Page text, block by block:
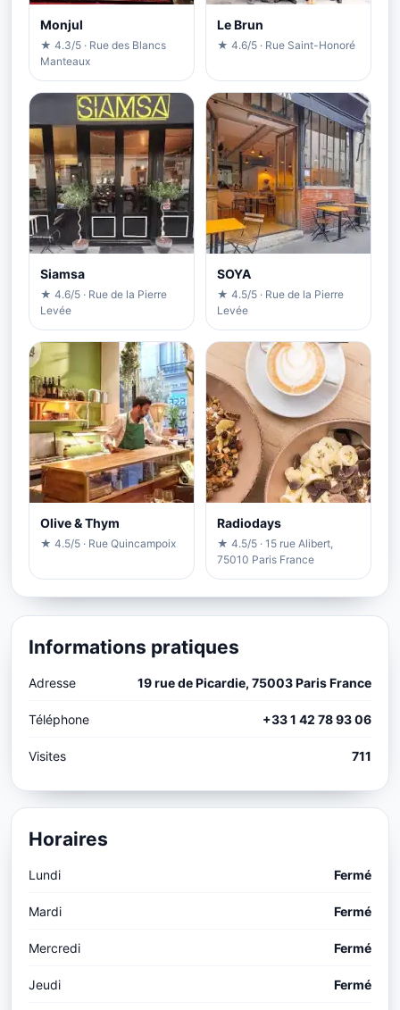
Monjul
★ 4.3/5 · Rue des Blancs
Manteaux
Le Brun
★ 4.6/5 · Rue Saint-Honoré
Siamsa
★ 4.6/5 · Rue de la Pierre
Levée
SOYA
★ 4.5/5 · Rue de la Pierre
Levée
Olive & Thym
★ 4.5/5 · Rue Quincampoix
Radiodays
★ 4.5/5 · 15 rue Alibert,
75010 Paris France
Informations pratiques
Adresse 19 rue de Picardie, 75003 Paris France
Téléphone +33 1 42 78 93 06
Visites 711
Horaires
Lundi Fermé
Mardi Fermé
Mercredi Fermé
Jeudi Fermé